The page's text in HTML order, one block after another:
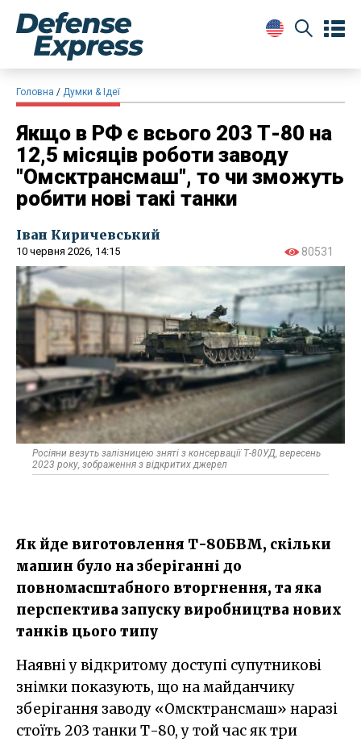
Головна Думки & Ідеї
Якщо в РФ є всього 203 Т-80 на
12,5 місяців роботи заводу
"Омсктрансмаш", то чи зможуть
робити нові такі танки
Іван Киричевський
10 червня 2026, 14:15 80531
Росіяни везуть залізницею зняті з консервації Т-80УД, вересень
2023 року, зображення з відкритих джерел
Як йде виготовлення Т-80БВМ, скільки
машин було на зберіганні до
повномасштабного вторгнення, та яка
перспектива запуску виробництва нових
танків цього типу
Наявні у відкритому доступі супутникові
знімки показують, що на майданчику
зберігання заводу «Омсктрансмаш» наразі
стоїть 203 танки Т-80, у той час як три